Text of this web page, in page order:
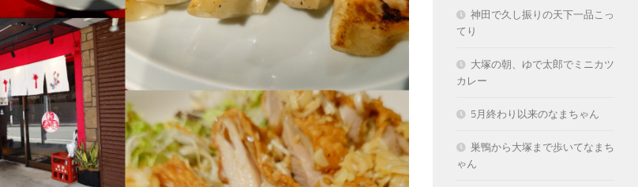
神田で久し振りの天下一品こっ
てり
大塚の朝、ゆで太郎でミニカツ
カレー
5月終わり以来のなまちゃん
巣鴨から大塚まで歩いてなまち
ゃん